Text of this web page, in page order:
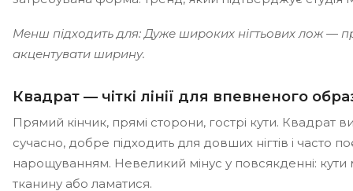
Менш підходить для: Дуже широких нігтьових лож —
акцентувати ширину.
Квадрат — чіткі лінії для впевненого
Прямий кінчик, прямі сторони, гострі кути. Квадрат
сучасно, добре підходить для довших нігтів і часто
нарощуванням. Невеликий мінус у повсякденні: кути
тканину або ламатися.